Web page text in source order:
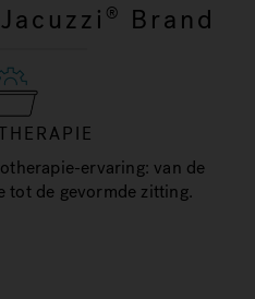
® Brand
ervaring: van de
de gevormde zitting.